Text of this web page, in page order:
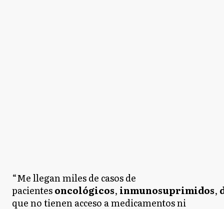
“Me llegan miles de casos de
pacientesoncológicos, inmunosuprimidos,
que no tienen acceso a medicamentos ni